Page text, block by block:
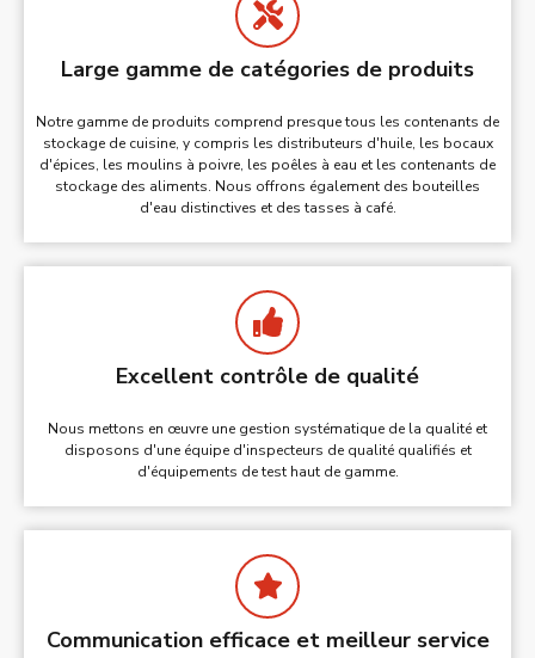
Large gamme de catégories de produits
Notre gamme de produits comprend presque tous les contenants de
stockage de cuisine, y compris les distributeurs d'huile, les bocaux
d'épices, les moulins à poivre, les poêles à eau et les contenants de
stockage des aliments. Nous offrons également des bouteilles
d'eau distinctives et des tasses à café.
Excellent contrôle de qualité
Nous mettons en œuvre une gestion systématique de la qualité et
disposons d'une équipe d'inspecteurs de qualité qualifiés et
d'équipements de test haut de gamme.
Communication efficace et meilleur service